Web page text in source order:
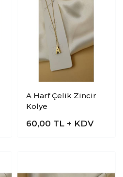
A Harf Çelik Zincir
Kolye
60,00 TL + KDV